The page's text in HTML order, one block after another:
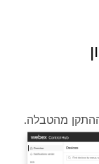
מהטבלה.